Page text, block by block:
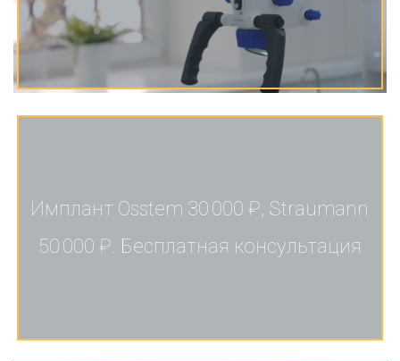
Имплант Osstem 30 000 ₽, Straumann
50 000 ₽. Бесплатная консультация